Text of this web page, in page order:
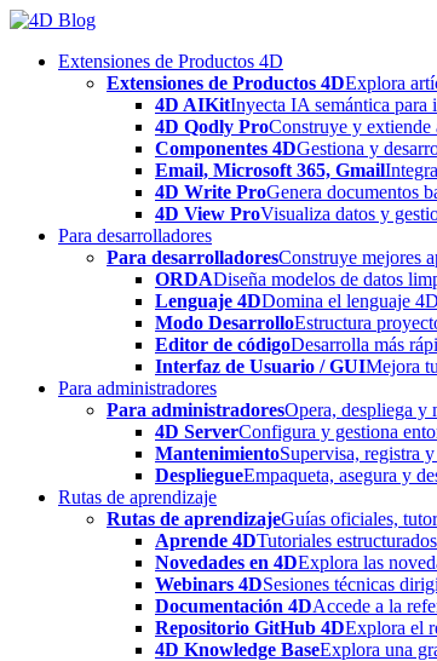
Skip
contentExtensiones de Productos 4D
Extensiones de Productos 4DExplora
4D AIKitInyecta IA semántica para
4D Qodly ProConstruye y
Componentes 4DGestiona y
Email, Microsoft 365, Gmail
4D Write ProGenera documentos
4D View ProVisualiza datos y
Para desarrolladores
Para desarrolladoresConstruye mejores
ORDADiseña modelos de datos
Lenguaje 4DDomina el lenguaje
Modo DesarrolloEstructura
Editor de códigoDesarrolla más
Interfaz de Usuario / GUIMejora
Para administradores
Para administradoresOpera, despliega y
4D ServerConfigura y gestiona
MantenimientoSupervisa, registra
DespliegueEmpaqueta, asegura y
Rutas de aprendizaje
Rutas de aprendizajeGuías oficiales,
Aprende 4DTutoriales
Novedades en 4DExplora las
Webinars 4DSesiones técnicas
Documentación 4DAccede a la
Repositorio GitHub 4DExplora el
4D Knowledge BaseExplora una